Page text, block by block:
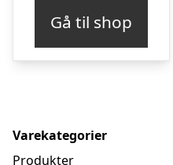
kr. 3.735,62.
Gå til shop
Varekategorier
Produkter